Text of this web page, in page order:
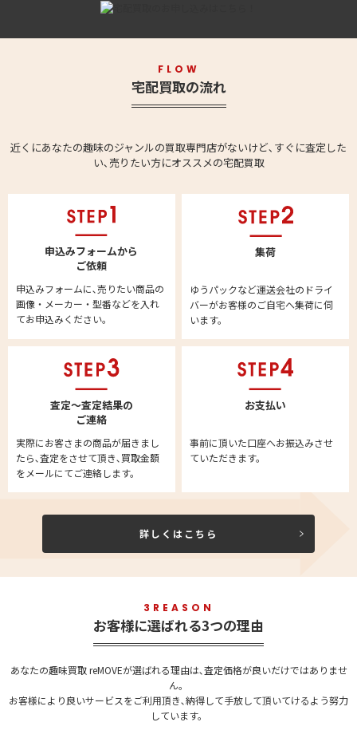
FLOW
宅配買取の流れ
近くにあなたの趣味のジャンルの買取専門店がないけど､すぐに査定した
い､売りたい方にオススメの宅配買取
申込みフォームから
ご依頼
申込みフォームに､売りたい商品の
画像・メーカー・型番などを入れ
てお申込みください。
集荷
ゆうパックなど運送会社のドライ
バーがお客様のご自宅へ集荷に伺
います。
査定～査定結果の
ご連絡
実際にお客さまの商品が届きまし
たら､査定をさせて頂き､買取金額
をメールにてご連絡します。
お支払い
事前に頂いた口座へお振込みさせ
ていただきます。
詳しくはこちら
3REASON
お客様に選ばれる3つの理由
あなたの趣味買取 reMOVEが選ばれる理由は､査定価格が良いだけではありませ
ん。
お客様により良いサービスをご利用頂き､納得して手放して頂いてけるよう努力
しています。